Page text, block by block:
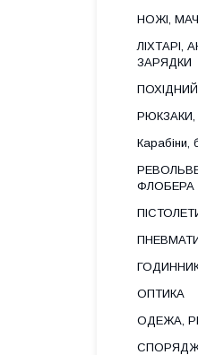
НОЖІ,
ЛІХТАРІ,
ЗАРЯДКИ
РЮКЗАКИ,
Карабіни,
ФЛОБЕРА
ОПТИКА
ОДЕЖА,